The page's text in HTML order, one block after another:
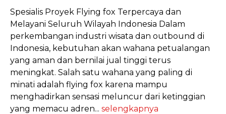
Spesialis Proyek Flying fox Terpercaya dan
Melayani Seluruh Wilayah Indonesia Dalam
perkembangan industri wisata dan outbound di
Indonesia, kebutuhan akan wahana petualangan
yang aman dan bernilai jual tinggi terus
meningkat. Salah satu wahana yang paling di
minati adalah flying fox karena mampu
menghadirkan sensasi meluncur dari ketinggian
yang memacu adren... selengkapnya